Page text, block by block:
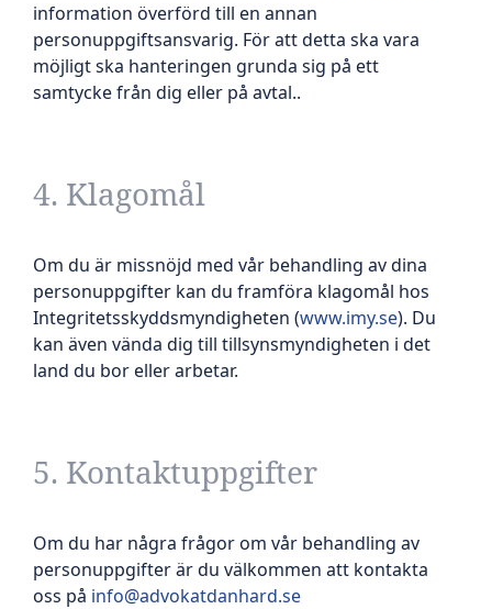
information överförd till en annan
personuppgiftsansvarig. För att detta ska vara
möjligt ska hanteringen grunda sig på ett
samtycke från dig eller på avtal..
4. Klagomål
Om du är missnöjd med vår behandling av dina
personuppgifter kan du framföra klagomål hos
Integritetsskyddsmyndigheten (www.imy.se). Du
kan även vända dig till tillsynsmyndigheten i det
land du bor eller arbetar.
5. Kontaktuppgifter
Om du har några frågor om vår behandling av
personuppgifter är du välkommen att kontakta
oss på info@advokatdanhard.se